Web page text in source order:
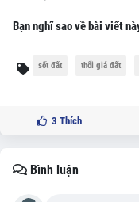
Bạn nghĩ sao về bài viết
sốt đất thổi giá đất
3 Thích
Bình luận